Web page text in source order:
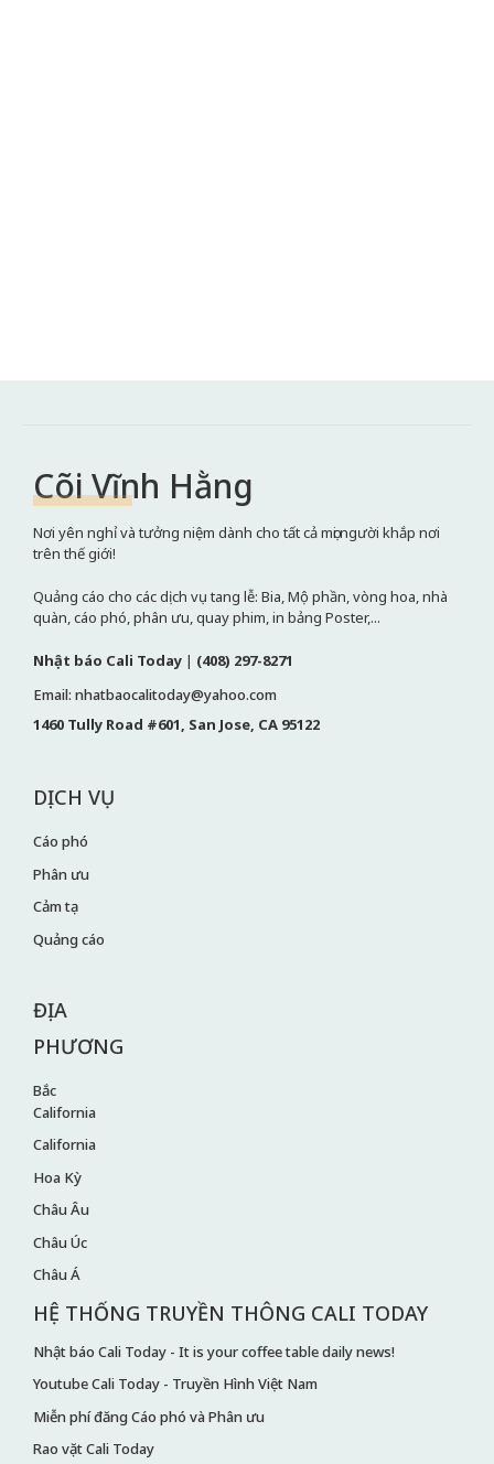
Cõi Vĩnh Hằng
Nơi yên nghỉ và tưởng niệm dành cho tất cả mọi người khắp nơi
trên thế giới!
Quảng cáo cho các dịch vụ tang lễ: Bia, Mộ phần, vòng hoa, nhà
quàn, cáo phó, phân ưu, quay phim, in bảng Poster,...
Nhật báo Cali Today | (408) 297-8271
Email: nhatbaocalitoday@yahoo.com
1460 Tully Road #601, San Jose, CA 95122
DỊCH VỤ
Cáo phó
Phân ưu
Cảm tạ
Quảng cáo
ĐỊA
PHƯƠNG
Bắc
California
California
Hoa Kỳ
Châu Âu
Châu Úc
Châu Á
HỆ THỐNG TRUYỀN THÔNG CALI TODAY
Nhật báo Cali Today - It is your coffee table daily news!
Youtube Cali Today - Truyền Hình Việt Nam
Miễn phí đăng Cáo phó và Phân ưu
Rao vặt Cali Today